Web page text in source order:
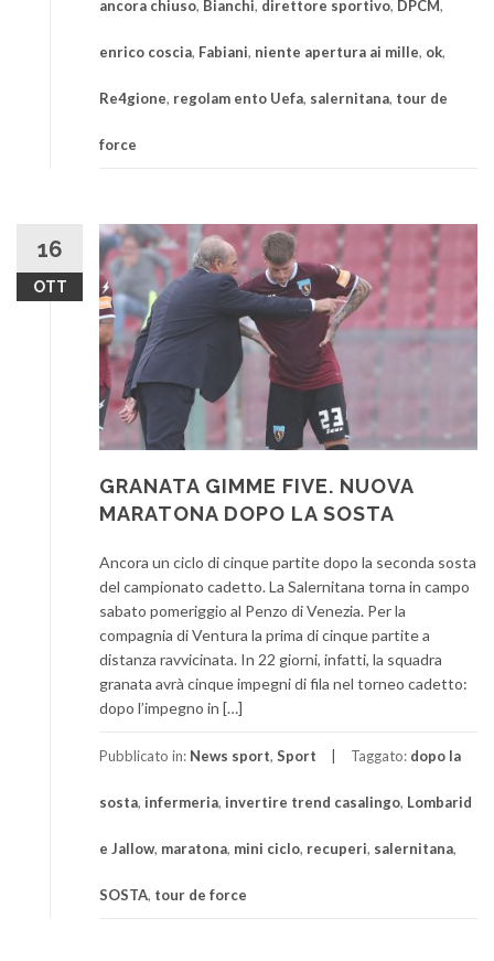
ancora chiuso, Bianchi, direttore sportivo, DPCM,
enrico coscia, Fabiani, niente apertura ai mille, ok,
Re4gione, regolam ento Uefa, salernitana, tour de
force
16
OTT
GRANATA GIMME FIVE. NUOVA
MARATONA DOPO LA SOSTA
Ancora un ciclo di cinque partite dopo la seconda sosta
del campionato cadetto. La Salernitana torna in campo
sabato pomeriggio al Penzo di Venezia. Per la
compagnia di Ventura la prima di cinque partite a
distanza ravvicinata. In 22 giorni, infatti, la squadra
granata avrà cinque impegni di fila nel torneo cadetto:
dopo l’impegno in […]
Pubblicato in: News sport, Sport Taggato: dopo la
sosta, infermeria, invertire trend casalingo, Lombarid
e Jallow, maratona, mini ciclo, recuperi, salernitana,
SOSTA, tour de force